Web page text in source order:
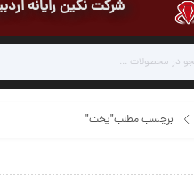
شرکت نگین رایانه
برچسب مطلب"پخت"